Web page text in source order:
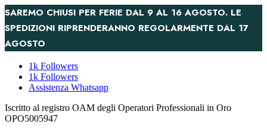
SAREMO CHIUSI PER FERIE DAL 9 AL 16 AGOSTO. LE
SPEDIZIONI RIPRENDERANNO REGOLARMENTE DAL 17
AGOSTO
1k Followers
1k Followers
Assistenza Whatsapp
Iscritto al registro OAM degli Operatori Professionali in Oro
OPO5005947